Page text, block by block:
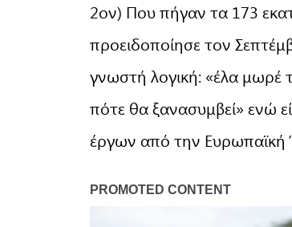
2ον) Που πήγαν τα 173
προειδοποίησε τον
γνωστή λογική: «έλα μωρέ
πότε θα ξανασυμβεί» ενώ
έργων από την